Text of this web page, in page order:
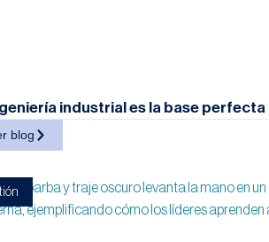
industrial es la base
blog